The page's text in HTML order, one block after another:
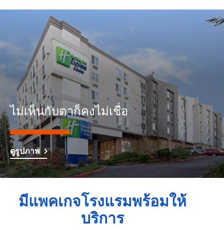
ไม่เห็นกับตาก็คงไม่เชื่อ
ดูรูปภาพ
มีแพคเกจโรงแรมพร้อมให้
บริการ